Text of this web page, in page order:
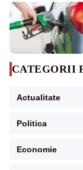
CATEGORII
Actualitate
Politica
Economie